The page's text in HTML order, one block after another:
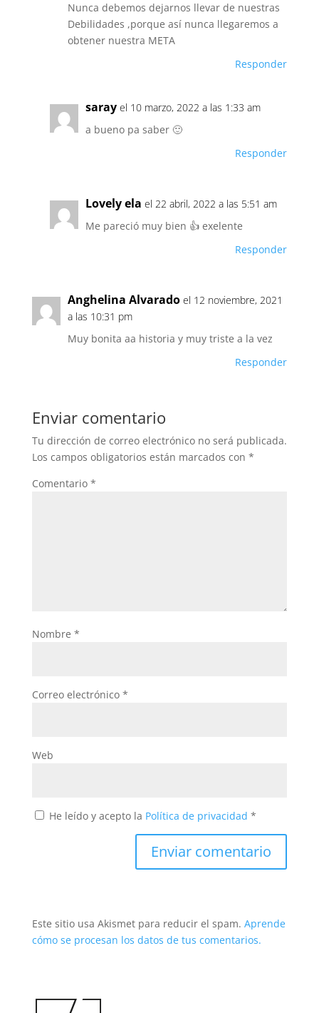
Nunca debemos dejarnos llevar de nuestras
Debilidades ,porque así nunca llegaremos a
obtener nuestra META
Responder
saray el 10 marzo, 2022 a las 1:33 am
a bueno pa saber 🙂
Responder
Lovely ela el 22 abril, 2022 a las 5:51 am
Me pareció muy bien 👍 exelente
Responder
Anghelina Alvarado el 12 noviembre, 2021
a las 10:31 pm
Muy bonita aa historia y muy triste a la vez
Responder
Enviar comentario
Tu dirección de correo electrónico no será publicada.
Los campos obligatorios están marcados con *
Comentario *
Nombre *
Correo electrónico *
Web
He leído y acepto la Política de privacidad *
Este sitio usa Akismet para reducir el spam. Aprende
cómo se procesan los datos de tus comentarios.